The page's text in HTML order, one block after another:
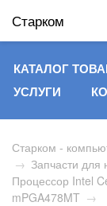
Старком
КАТАЛОГ
УСЛУГИ
Старком -
→ Запчасти для
Процессор Intel
mPGA478MT →